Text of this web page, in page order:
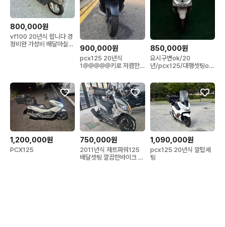
800,000원
vf100 20년식 팝니다 경
정비완 가성비 배달마실업
900,000원
pcx125 20년식
1@@@@@키로 저렴한
850,000원
요시구변ok/20
년/pcx125/대행셋팅ok
1,200,000원
PCX125
750,000원
2011년식 제트파워125
배달셋팅 깔끔한바이크 판
1,090,000원
pcx125 20년식 알탑세
팅